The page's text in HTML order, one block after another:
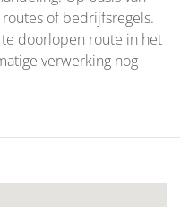
of bedrijfsregels.
doorlopen route in het
verwerking nog